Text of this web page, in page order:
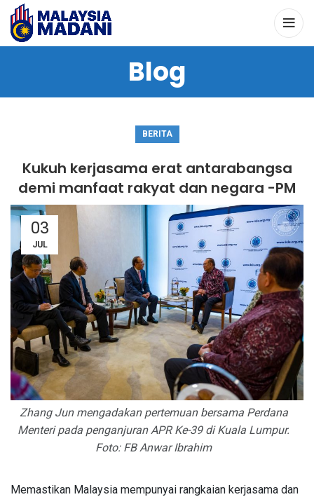
Blog
BERITA
Kukuh kerjasama erat antarabangsa
demi manfaat rakyat dan negara -PM
Zhang Jun mengadakan pertemuan bersama Perdana
Menteri pada penganjuran APR Ke-39 di Kuala Lumpur.
Foto: FB Anwar Ibrahim
03
JUL
Memastikan Malaysia mempunyai rangkaian kerjasama dan